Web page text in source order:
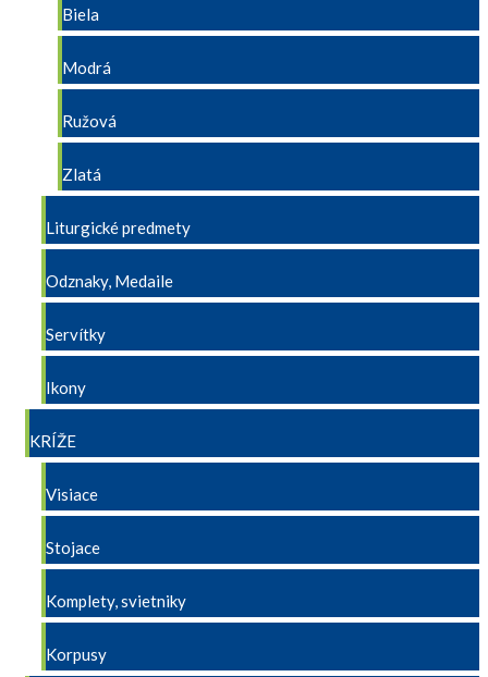
Biela
Modrá
Ružová
Zlatá
Liturgické predmety
Odznaky, Medaile
Servítky
Ikony
KRÍŽE
Visiace
Stojace
Komplety, svietniky
Korpusy